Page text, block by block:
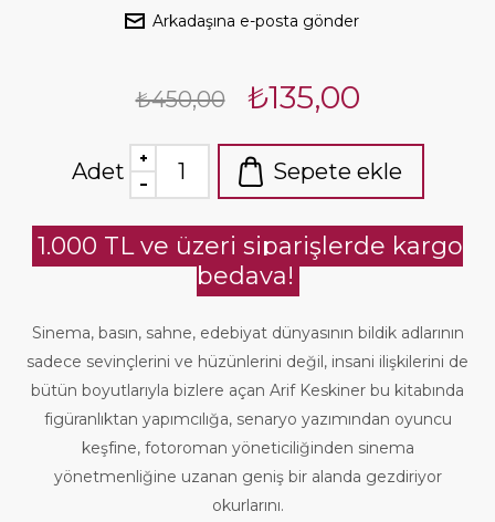
Arkadaşına e-posta gönder
₺450,00 ₺135,00
Adet Sepete ekle
1.000 TL ve üzeri siparişlerde kargo
bedava!
Sinema, basın, sahne, edebiyat dünyasının bildik adlarının
sadece sevinçlerini ve hüzünlerini değil, insani ilişkilerini de
bütün boyutlarıyla bizlere açan Arif Keskiner bu kitabında
figüranlıktan yapımcılığa, senaryo yazımından oyuncu
keşfine, fotoroman yöneticiliğinden sinema
yönetmenliğine uzanan geniş bir alanda gezdiriyor
okurlarını.